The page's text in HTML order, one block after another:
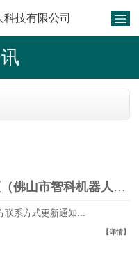
技有限公司
智科伟顿（佛山市智科机器人科技有限公司）官方联系信息更新公告
联系方式更新通知...
【详情】